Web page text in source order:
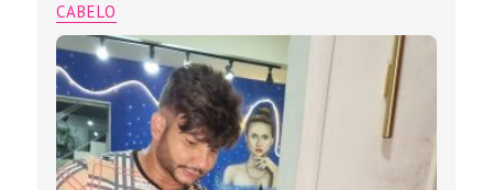
CABELO